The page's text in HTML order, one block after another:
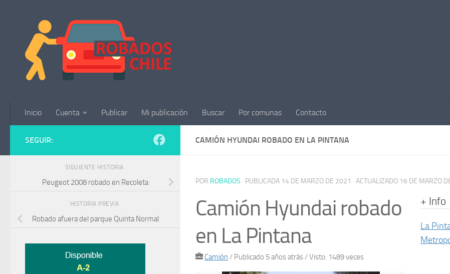
Inicio Cuenta Publicar Mi publicación Buscar Por comunas Contacto
CAMIÓN HYUNDAI ROBADO EN LA PINTANA
POR ROBADOS · PUBLICADA 14 DE MARZO DE 2021 · ACTUALIZADO 16 DE MARZO
Camión Hyundai robado
en La Pintana
Camión / Publicado 5 años atrás/ Visto: 1489 veces
+ Info
La
SEGUIR:
SIGUIENTE HISTORIA
Peugeot 2008 robado en Recoleta
HISTORIA PREVIA
Robado afuera del parque Quinta Normal